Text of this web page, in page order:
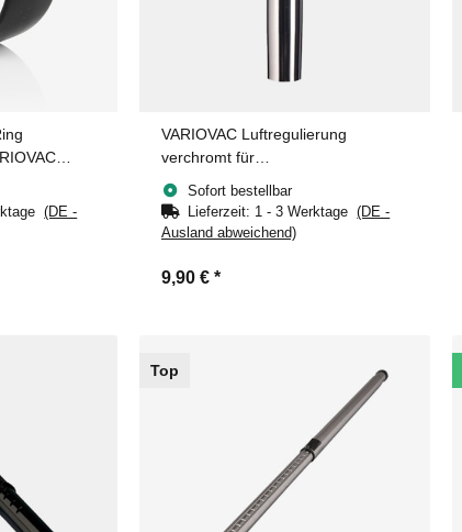
(DE -
VARIOVAC Luftregulierung
verchromt für
Saug-/Fernstartschlauch
Sofort bestellbar
Lieferzeit: 1 - 3 Werktage(DE -
Ausland abweichend)
9,90 € *
Top